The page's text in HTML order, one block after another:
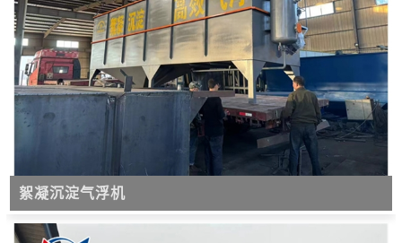
絮凝沉淀气浮机